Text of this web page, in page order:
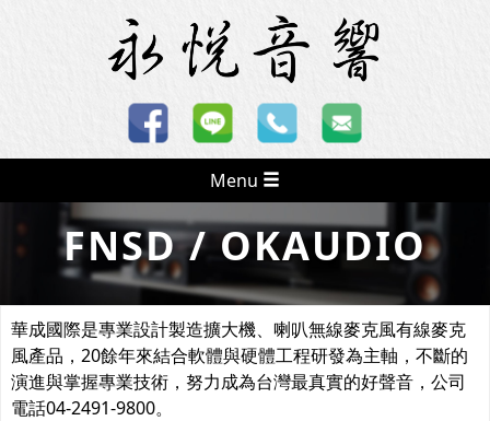
Menu
FNSD / OKAUDIO
華成國際是專業設計製造擴大機、喇叭無線麥克風有線麥克
風產品，20餘年來結合軟體與硬體工程研發為主軸，不斷的
演進與掌握專業技術，努力成為台灣最真實的好聲音，公司
電話04-2491-9800。